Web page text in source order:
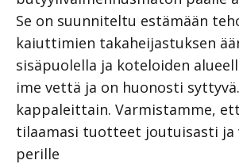
Se on suunniteltu estämään
kaiuttimien takaheijastuksen
sisäpuolella ja koteloiden
ime vettä ja on huonosti
kappaleittain. Varmistamme,
tilaamasi tuotteet joutuisasti ja
perille